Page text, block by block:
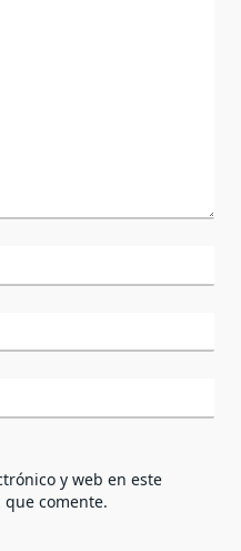
y web en este
comente.